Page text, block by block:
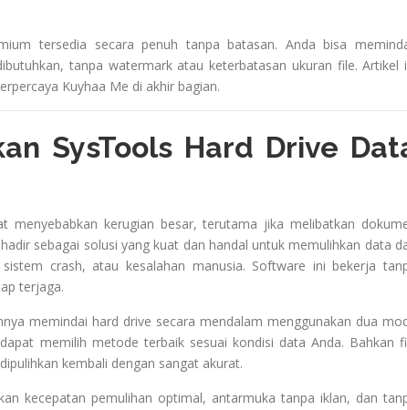
tersedia secara penuh tanpa batasan. Anda bisa
tanpa watermark atau keterbatasan ukuran file. Artikel
Kuyhaa Me di akhir bagian.
SysTools Hard Drive
menyebabkan kerugian besar, terutama jika melibatkan
sebagai solusi yang kuat dan handal untuk memulihkan data
crash, atau kesalahan manusia. Software ini bekerja
terjaga.
memindai hard drive secara mendalam menggunakan dua
memilih metode terbaik sesuai kondisi data Anda. Bahkan
kembali dengan sangat akurat.
kecepatan pemulihan optimal, antarmuka tanpa iklan, dan